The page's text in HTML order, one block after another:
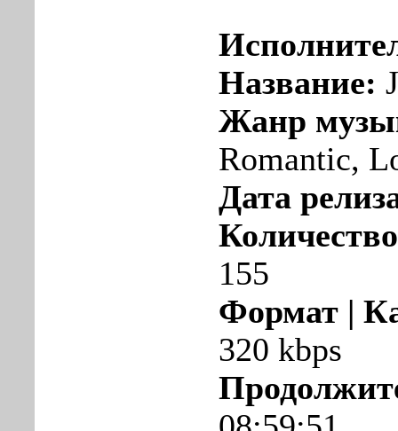
Название:
Жанр
Romantic,
Дата
155
Формат |
320 kbps